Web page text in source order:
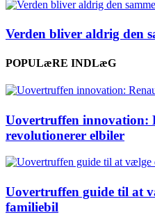
Verden bliver aldrig den
POPULæRE INDLæG
Uovertruffen innovation:
revolutionerer elbiler
Uovertruffen guide til at
familiebil